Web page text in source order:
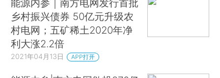
能源内参｜南方电网发行首批
乡村振兴债券 50亿元升级农
村电网；五矿稀土2020年净
利大涨2.2倍
2021年04月13日 APP打开